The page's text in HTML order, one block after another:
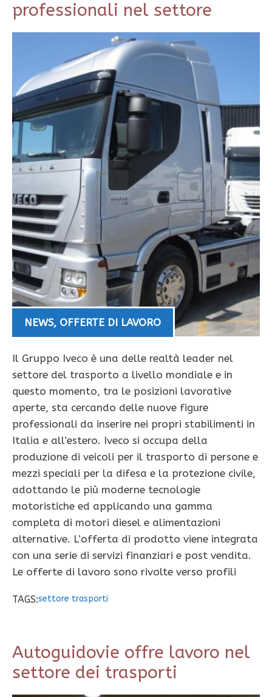
professionali nel settore
NEWS, OFFERTE DI LAVORO
Il Gruppo Iveco è una delle realtà leader nel
settore del trasporto a livello mondiale e in
questo momento, tra le posizioni lavorative
aperte, sta cercando delle nuove figure
professionali da inserire nei propri stabilimenti in
Italia e all’estero. Iveco si occupa della
produzione di veicoli per il trasporto di persone e
mezzi speciali per la difesa e la protezione civile,
adottando le più moderne tecnologie
motoristiche ed applicando una gamma
completa di motori diesel e alimentazioni
alternative. L’offerta di prodotto viene integrata
con una serie di servizi finanziari e post vendita.
Le offerte di lavoro sono rivolte verso profili
TAGS:settore trasporti
Autoguidovie offre lavoro nel
settore dei trasporti